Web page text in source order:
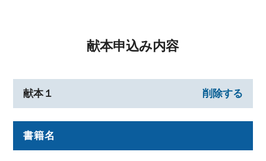
献本申込み内容
献本１ 削除する
書籍名